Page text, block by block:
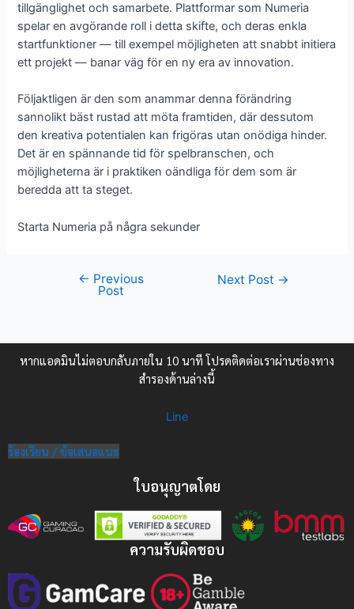
tillgänglighet och samarbete. Plattformar som Numeria
spelar en avgörande roll i detta skifte, och deras enkla
startfunktioner — till exempel möjligheten att snabbt initiera
ett projekt — banar väg för en ny era av innovation.
Följaktligen är den som anammar denna förändring
sannolikt bäst rustad att möta framtiden, där dessutom
den kreativa potentialen kan frigöras utan onödiga hinder.
Det är en spännande tid för spelbranschen, och
möjligheterna är i praktiken oändliga för dem som är
beredda att ta steget.
Starta Numeria på några sekunder
← Previous
Post
Next Post →
หากแอดมินไม่ตอบกลับภายใน 10 นาที โปรดติดต่อเราผ่านช่องทาง
สำรองด้านล่างนี้
Line
ร้องเรียน / ข้อเสนอแนะ
ใบอนุญาตโดย
ความรับผิดชอบ